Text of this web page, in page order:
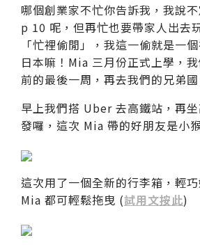
哪個創業家不忙你告訴我，我說
p 10 呢，但再忙也要帶家人出去
「忙裡偷閒」，我這一偷就是一
日本嘛！Mia 三月份正式上學，
前的最後一周，再去我們的兄弟
早上我們搭 Uber 去高鐵站，再
發囉，這次 Mia 帶的好朋友是小
這次用了一個全新的行李箱，輕
Mia 都可輕鬆拖曳 (試用文按此)